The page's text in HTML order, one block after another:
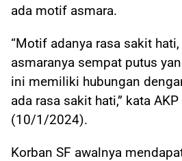
ada motif asmara.
“Motif adanya rasa sakit
asmaranya sempat putus
ini memiliki hubungan
ada rasa sakit hati,” kata
(10/1/2024).
Korban SF awalnya